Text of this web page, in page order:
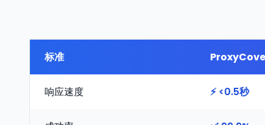
标准 ProxyCove
响应速度 ⚡ <0.5秒